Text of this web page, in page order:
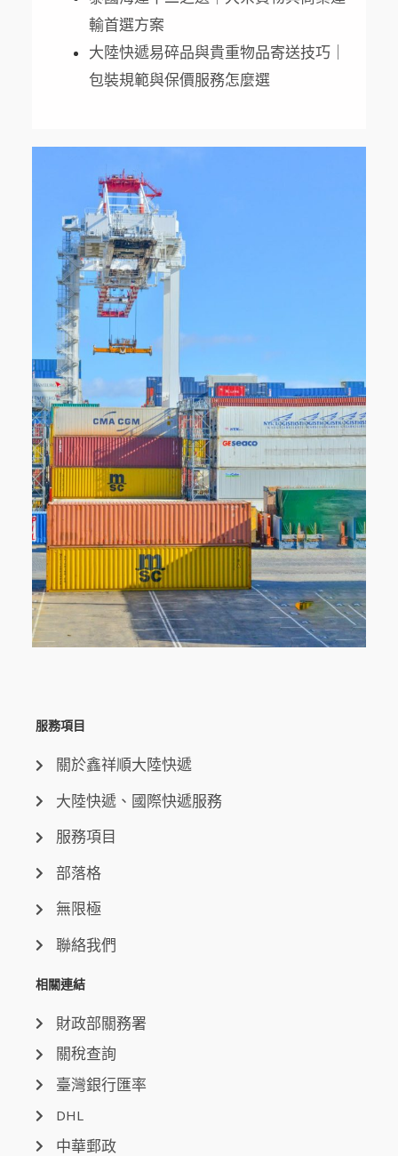
輸首選方案
大陸快遞易碎品與貴重物品寄送技巧｜
包裝規範與保價服務怎麼選
服務項目
關於鑫祥順大陸快遞
大陸快遞、國際快遞服務
服務項目
部落格
無限極
聯絡我們
相關連結
財政部關務署
關稅查詢
臺灣銀行匯率
DHL
中華郵政